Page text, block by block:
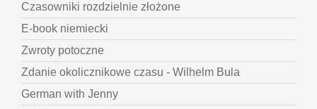
Czasowniki rozdzielnie złożone
E-book niemiecki
Zwroty potoczne
Zdanie okolicznikowe czasu - Wilhelm Bula
German with Jenny